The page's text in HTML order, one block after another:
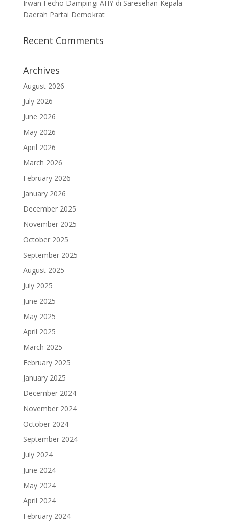
Irwan Fecho Dampingi AHY di Saresehan Kepala
Daerah Partai Demokrat
Recent Comments
Archives
August 2026
July 2026
June 2026
May 2026
April 2026
March 2026
February 2026
January 2026
December 2025
November 2025
October 2025
September 2025
August 2025
July 2025
June 2025
May 2025
April 2025
March 2025
February 2025
January 2025
December 2024
November 2024
October 2024
September 2024
July 2024
June 2024
May 2024
April 2024
February 2024